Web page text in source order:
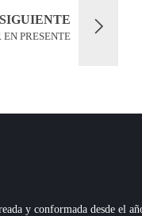
SIGUIENTE
PRESENTE
y conformada desde el